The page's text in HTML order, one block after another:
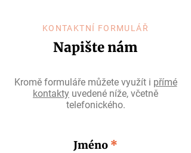
KONTAKTNÍ FORMULÁŘ
Napište nám
Kromě formuláře můžete využít i přímé
kontakty uvedené níže, včetně
telefonického.
Jméno